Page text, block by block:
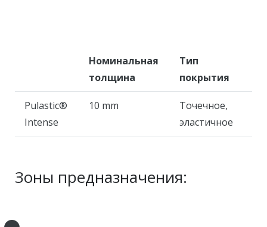
Номинальная
толщина
Тип
покрытия
Pulastic®
Intense
10 mm
Точечное,
эластичное
Зоны предназначения: